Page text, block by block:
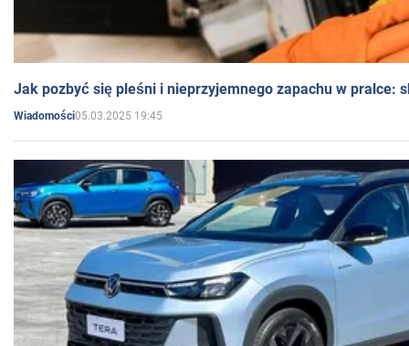
Jak pozbyć się pleśni i nieprzyjemnego zapachu w pralce:
Wiadomości05.03.2025 19:45